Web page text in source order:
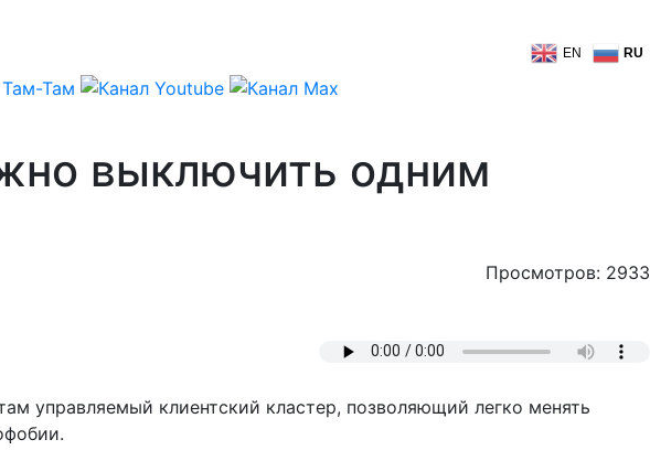
EN RU
выключить одним
Просмотров: 2933
управляемый клиентский кластер, позволяющий легко менять